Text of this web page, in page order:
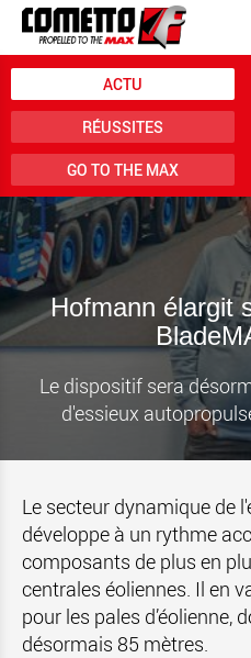
ACTU
RÉUSSITES
GO TO THE MAX
Hofmann élargit
Le dispositif sera
d'essieux
Le secteur dynamique de
développe à un rythme
composants de plus en
centrales éoliennes. Il en
pour les pales d’éolienne,
désormais 85 mètres.